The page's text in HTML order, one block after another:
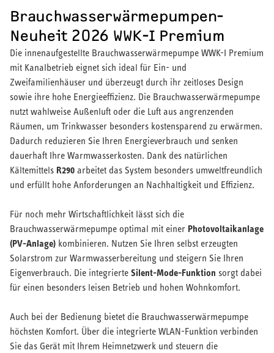
Brauchwasserwärmepumpen-
Neuheit 2026 WWK-I Premium
Die innenaufgestellte Brauchwasserwärmepumpe WWK-I Premium
mit Kanalbetrieb eignet sich ideal für Ein- und
Zweifamilienhäuser und überzeugt durch ihr zeitloses Design
sowie ihre hohe Energieeffizienz. Die Brauchwasserwärmepumpe
nutzt wahlweise Außenluft oder die Luft aus angrenzenden
Räumen, um Trinkwasser besonders kostensparend zu erwärmen.
Dadurch reduzieren Sie Ihren Energieverbrauch und senken
dauerhaft Ihre Warmwasserkosten. Dank des natürlichen
Kältemittels R290 arbeitet das System besonders umweltfreundlich
und erfüllt hohe Anforderungen an Nachhaltigkeit und Effizienz.
Für noch mehr Wirtschaftlichkeit lässt sich die
Brauchwasserwärmepumpe optimal mit einer Photovoltaikanlage
(PV-Anlage) kombinieren. Nutzen Sie Ihren selbst erzeugten
Solarstrom zur Warmwasserbereitung und steigern Sie Ihren
Eigenverbrauch. Die integrierte Silent-Mode-Funktion sorgt dabei
für einen besonders leisen Betrieb und hohen Wohnkomfort.
Auch bei der Bedienung bietet die Brauchwasserwärmepumpe
höchsten Komfort. Über die integrierte WLAN-Funktion verbinden
Sie das Gerät mit Ihrem Heimnetzwerk und steuern die